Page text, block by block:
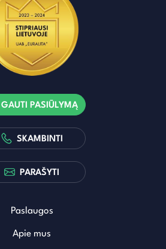
GAUTI PASIŪLYMĄ
SKAMBINTI
PARAŠYTI
Paslaugos
Apie mus